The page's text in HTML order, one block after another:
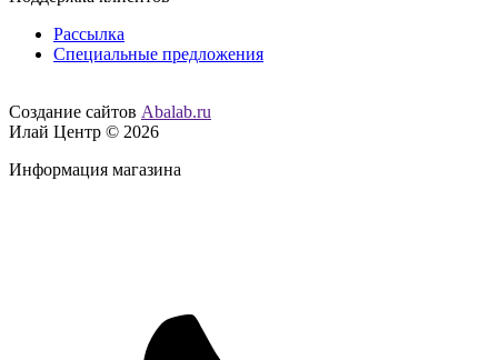
Рассылка
Специальные предложения
Создание сайтов Abalab.ru
Илай Центр © 2026
Информация магазина